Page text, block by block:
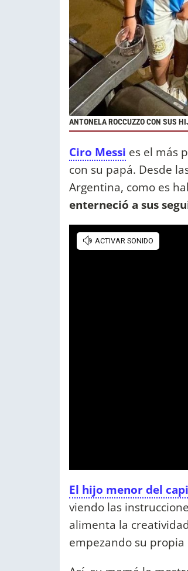
ANTONELA ROCCUZZO CON SUS
Ciro Messi es el más
con su papá. Desde
Argentina, como es
enterneció a sus
El hijo menor del
viendo las
alimenta la
empezando su